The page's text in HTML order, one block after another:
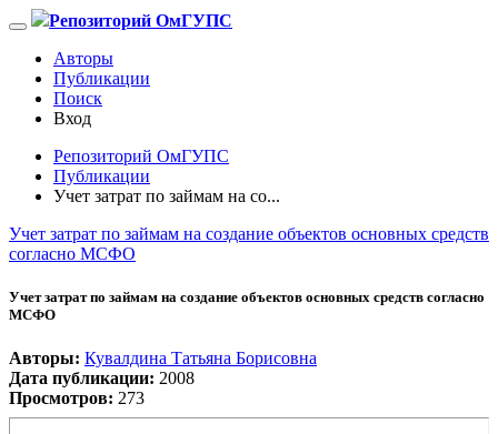
Репозиторий ОмГУПС
Авторы
Публикации
Поиск
Вход
Репозиторий ОмГУПС
Публикации
Учет затрат по займам на со...
Учет затрат по займам на создание объектов основных средств
согласно МСФО
Учет затрат по займам на создание объектов основных средств согласно
МСФО
Авторы: Кувалдина Татьяна Борисовна
Дата публикации: 2008
Просмотров: 273